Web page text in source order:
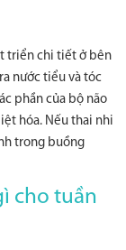
triển chi tiết ở bên
nước tiểu và tóc
phần của bộ não
hóa. Nếu thai nhi
trong buồng
cho tuần